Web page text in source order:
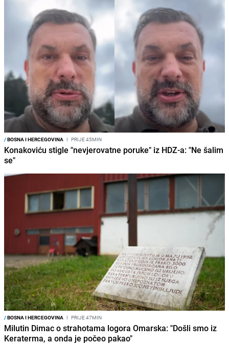
/BOSNA I HERCEGOVINA I PRIJE 45MIN
Konakoviću stigle "nevjerovatne poruke" iz HDZ-a: "Ne šalim
se"
/BOSNA I HERCEGOVINA I PRIJE 47MIN
Milutin Dimac o strahotama logora Omarska: "Došli smo iz
Keraterma, a onda je počeo pakao"